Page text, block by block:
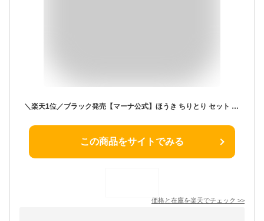
＼楽天1位／ブラック発売【マーナ公式】ほうき ちりとり セット 自立式 おしゃれ 室内用 屋外 チリトリ ベランダ コンパクト ミニ 箒 スリム 収納 玄関 部屋 フローリング 使いやすい 立て スタンド 隙間 庭 溝 ブラシ 短い 軽い 硬い 掃除用品 かわいい 北欧 W628
この商品をサイトでみる
価格と在庫を楽天でチェック >>